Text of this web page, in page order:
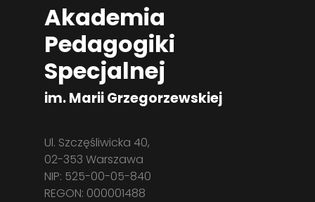
Akademia
Pedagogiki
Specjalnej
im. Marii Grzegorzewskiej
Ul. Szczęśliwicka 40,
02-353 Warszawa
NIP: 525-00-05-840
REGON: 000001488